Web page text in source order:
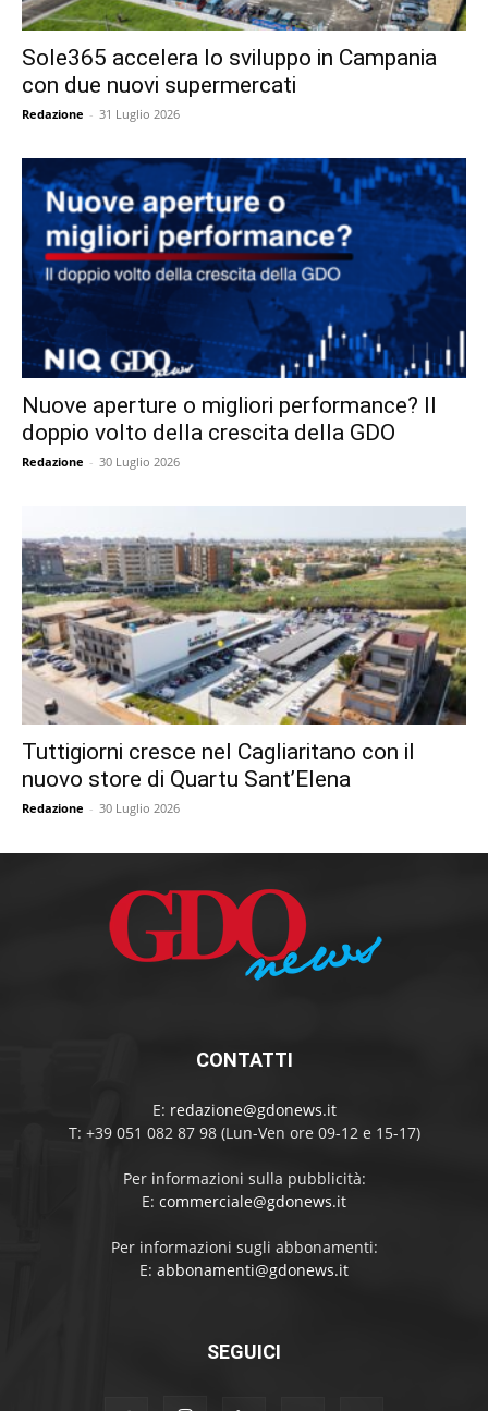
Sole365 accelera lo sviluppo in Campania
con due nuovi supermercati
Redazione - 31 Luglio 2026
Nuove aperture o migliori performance? Il
doppio volto della crescita della GDO
Redazione - 30 Luglio 2026
Tuttigiorni cresce nel Cagliaritano con il
nuovo store di Quartu Sant’Elena
Redazione - 30 Luglio 2026
CONTATTI
E: redazione@gdonews.it
T: +39 051 082 87 98 (Lun-Ven ore 09-12 e 15-17)
Per informazioni sulla pubblicità:
E: commerciale@gdonews.it
Per informazioni sugli abbonamenti:
E: abbonamenti@gdonews.it
SEGUICI